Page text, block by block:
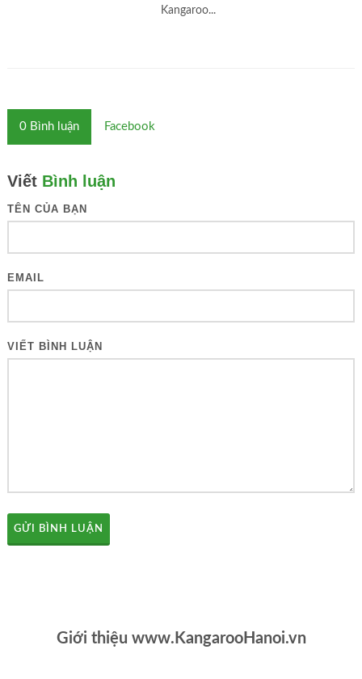
Kangaroo...
0Bình luận Facebook
Viết Bình luận
TÊN CỦA BẠN
EMAIL
VIẾT BÌNH LUẬN
GỬI BÌNH LUẬN
Giới thiệu www.KangarooHanoi.vn